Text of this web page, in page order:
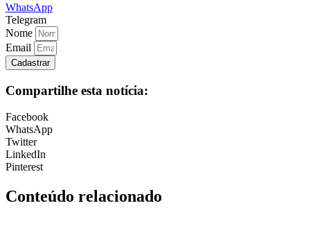
WhatsApp
Telegram
Nome
Email
Cadastrar
Compartilhe esta notícia:
Facebook
WhatsApp
Twitter
LinkedIn
Pinterest
Conteúdo relacionado